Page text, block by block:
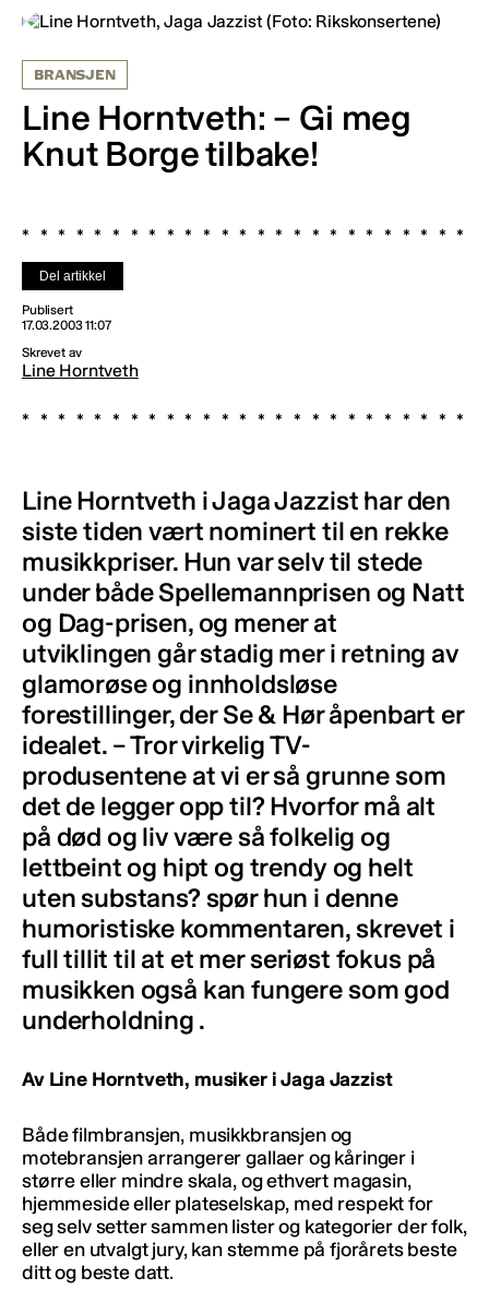
BRANSJEN
Line Horntveth: – Gi meg
Knut Borge tilbake!
Del artikkel
Publisert
17.03.2003 11:07
Skrevet av
Line Horntveth
Line Horntveth i Jaga Jazzist har den
siste tiden vært nominert til en rekke
musikkpriser. Hun var selv til stede
under både Spellemannprisen og Natt
og Dag-prisen, og mener at
utviklingen går stadig mer i retning av
glamorøse og innholdsløse
forestillinger, der Se & Hør åpenbart er
idealet. – Tror virkelig TV-
produsentene at vi er så grunne som
det de legger opp til? Hvorfor må alt
på død og liv være så folkelig og
lettbeint og hipt og trendy og helt
uten substans? spør hun i denne
humoristiske kommentaren, skrevet i
full tillit til at et mer seriøst fokus på
musikken også kan fungere som god
underholdning .
Av Line Horntveth, musiker i Jaga Jazzist
Både filmbransjen, musikkbransjen og
motebransjen arrangerer gallaer og kåringer i
større eller mindre skala, og ethvert magasin,
hjemmeside eller plateselskap, med respekt for
seg selv setter sammen lister og kategorier der folk,
eller en utvalgt jury, kan stemme på fjorårets beste
ditt og beste datt.